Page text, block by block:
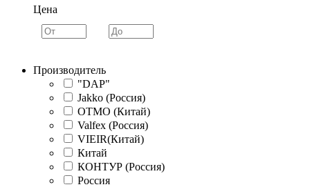
Цена
Производитель
"DAP"
Jakko (Россия)
OTMO (Китай)
Valfex (Россия)
VIEIR(Китай)
Китай
КОНТУР (Россия)
Россия